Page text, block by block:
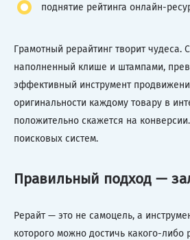
поднятие рейтинга онлайн-
Грамотный рерайтинг творит чудеса.
наполненный клише и штампами,
эффективный инструмент
оригинальности каждому товару в
положительно скажется на
поисковых систем.
Правильный подход —
Рерайт — это не самоцель, а
которого можно достичь какого-либо